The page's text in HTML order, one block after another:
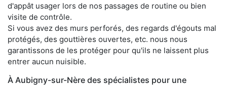
d'appât usager lors de nos passages de routine ou bien
visite de contrôle.
Si vous avez des murs perforés, des regards d'égouts mal
protégés, des gouttières ouvertes, etc. nous nous
garantissons de les protéger pour qu'ils ne laissent plus
entrer aucun nuisible.
À Aubigny-sur-Nère des spécialistes pour une